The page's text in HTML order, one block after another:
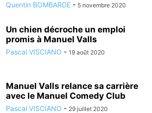
Quentin BOMBARDE - 5 novembre 2020
Un chien décroche un emploi
promis à Manuel Valls
Pascal VISCIANO - 19 août 2020
Manuel Valls relance sa carrière
avec le Manuel Comedy Club
Pascal VISCIANO - 29 juillet 2020